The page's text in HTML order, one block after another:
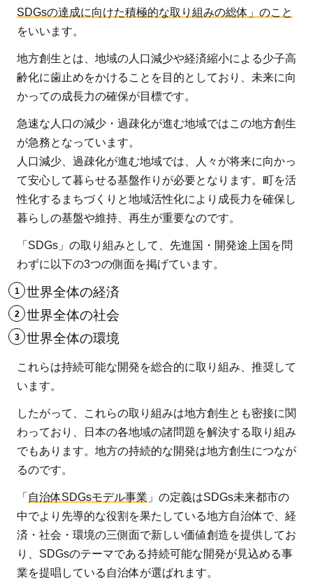
SDGsの達成に向けた積極的な取り組みの総体」のこと
をいいます。
地方創生とは、地域の人口減少や経済縮小による少子高
齢化に歯止めをかけることを目的としており、未来に向
かっての成長力の確保が目標です。
急速な人口の減少・過疎化が進む地域ではこの地方創生
が急務となっています。
人口減少、過疎化が進む地域では、人々が将来に向かっ
て安心して暮らせる基盤作りが必要となります。町を活
性化するまちづくりと地域活性化により成長力を確保し
暮らしの基盤や維持、再生が重要なのです。
「SDGs」の取り組みとして、先進国・開発途上国を問
わずに以下の3つの側面を掲げています。
世界全体の経済
世界全体の社会
世界全体の環境
これらは持続可能な開発を総合的に取り組み、推奨して
います。
したがって、これらの取り組みは地方創生とも密接に関
わっており、日本の各地域の諸問題を解決する取り組み
でもあります。地方の持続的な開発は地方創生につなが
るのです。
「 自治体SDGsモデル事業 」の定義はSDGs未来都市の
中でより先導的な役割を果たしている地方自治体で、経
済・社会・環境の三側面で新しい価値創造を提供してお
り、SDGsのテーマである持続可能な開発が見込める事
業を提唱している自治体が選ばれます。